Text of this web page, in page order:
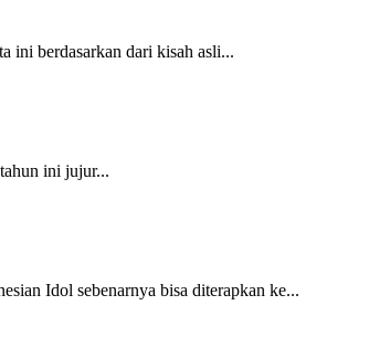
ini berdasarkan dari kisah asli...
ini jujur...
Idol sebenarnya bisa diterapkan ke...